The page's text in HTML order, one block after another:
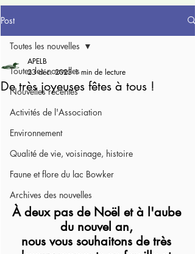
Post
Toutes les nouvelles
Nouvelles récentes
Activités de l'Association
Environnement
Qualité de vie, voisinage, histoire
Faune et flore du lac Bowker
Archives des nouvelles
Toutes les nouvelles
De très joyeuses fêtes à tous !
APELB
23 déc. 2023 1 min de lecture
À deux pas de Noël et à l'aube
du nouvel an,
nous vous souhaitons de très